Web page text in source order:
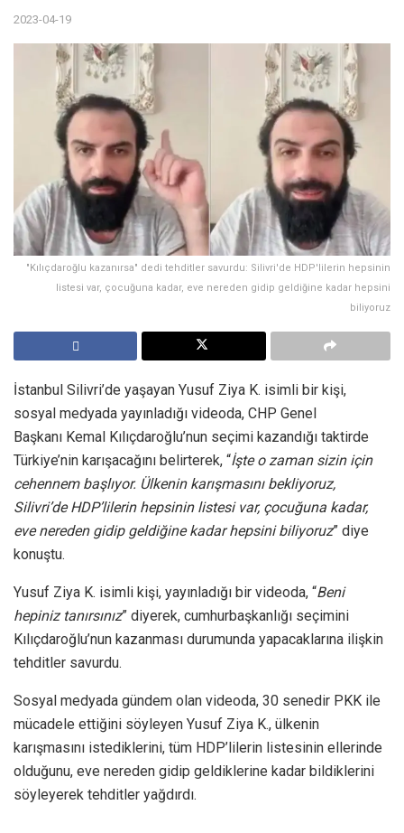
2023-04-19
"Kılıçdaroğlu kazanırsa" dedi tehditler savurdu: Silivri'de HDP'lilerin hepsinin
listesi var, çocuğuna kadar, eve nereden gidip geldiğine kadar hepsini
biliyoruz
İstanbul Silivri’de yaşayan Yusuf Ziya K. isimli bir kişi,
sosyal medyada yayınladığı videoda, CHP Genel
Başkanı Kemal Kılıçdaroğlu’nun seçimi kazandığı taktirde
Türkiye’nin karışacağını belirterek, “İşte o zaman sizin için
cehennem başlıyor. Ülkenin karışmasını bekliyoruz,
Silivri’de HDP’lilerin hepsinin listesi var, çocuğuna kadar,
eve nereden gidip geldiğine kadar hepsini biliyoruz” diye
konuştu.
Yusuf Ziya K. isimli kişi, yayınladığı bir videoda, “Beni
hepiniz tanırsınız” diyerek, cumhurbaşkanlığı seçimini
Kılıçdaroğlu’nun kazanması durumunda yapacaklarına ilişkin
tehditler savurdu.
Sosyal medyada gündem olan videoda, 30 senedir PKK ile
mücadele ettiğini söyleyen Yusuf Ziya K., ülkenin
karışmasını istediklerini, tüm HDP’lilerin listesinin ellerinde
olduğunu, eve nereden gidip geldiklerine kadar bildiklerini
söyleyerek tehditler yağdırdı.